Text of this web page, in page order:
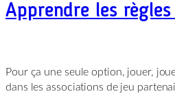
Apprendre les
Pour ça une seule option, jouer,
dans les associations de jeu